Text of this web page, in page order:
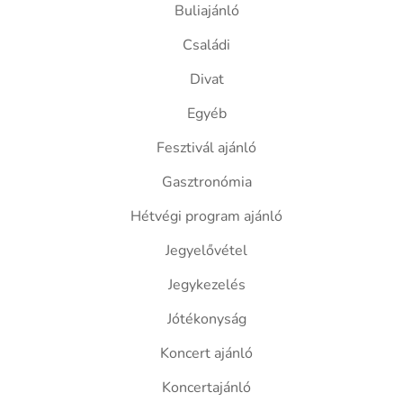
Buliajánló
Családi
Divat
Egyéb
Fesztivál ajánló
Gasztronómia
Hétvégi program ajánló
Jegyelővétel
Jegykezelés
Jótékonyság
Koncert ajánló
Koncertajánló